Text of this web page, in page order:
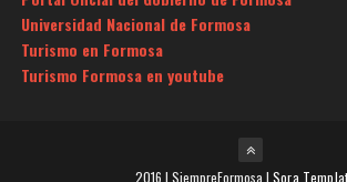
Universidad Nacional de Formosa
Turismo en Formosa
Turismo Formosa en youtube
2016 | SiempreFormosa | Sora